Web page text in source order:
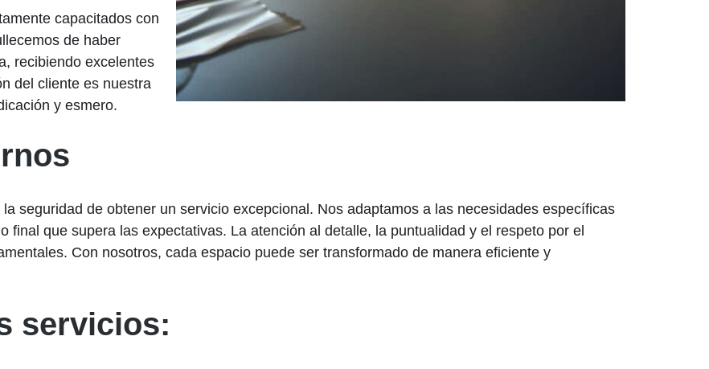
capacitados con
de haber
recibiendo excelentes
del cliente es nuestra
y esmero.
seguridad de obtener un servicio excepcional. Nos adaptamos a las necesidades específicas
final que supera las expectativas. La atención al detalle, la puntualidad y el respeto por el
Con nosotros, cada espacio puede ser transformado de manera eficiente y
servicios: